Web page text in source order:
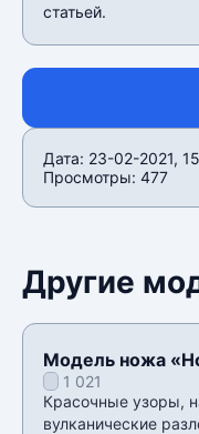
статьей.
Дата: 23-02-2021,
Просмотры: 477
Другие
Модель ножа
CSS v34
1 021
Красочные узоры,
вулканические